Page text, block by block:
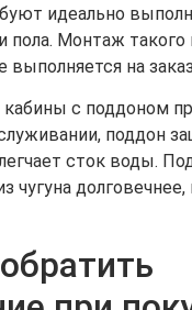
идеально
пола. Монтаж такого
на
кабины с поддоном
поддон
сток воды.
чугуна